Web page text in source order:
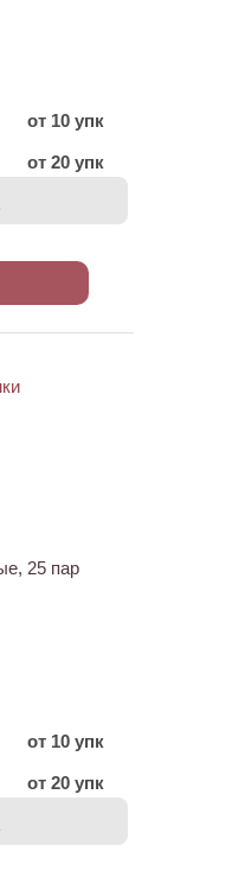
от 10 упк
от 20 упк
25 пар
от 10 упк
от 20 упк